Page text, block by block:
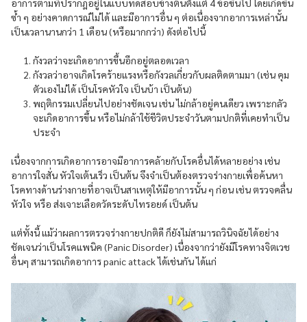
อาการตามที่ปรากฎอยู่ในแบบทดสอบข้างต้นตั้งแต่ 4 ข้อขึ้นไป โดยเกิดขึ้น
ซ้ำ ๆ อย่างคาดการณ์ไม่ได้ และมีอาการอื่น ๆ ต่อเนื่องจากอาการเหล่านั้น
เป็นเวลานานกว่า 1 เดือน (หรือมากกว่า) ดังต่อไปนี้
กังวลว่าจะเกิดอาการขึ้นอีกอยู่ตลอดเวลา
กังวลว่าอาจเกิดโรคร้ายแรงหรือกังวลเกี่ยวกับผลติดตามมา (เช่น คุม
ตัวเองไม่ได้ เป็นโรคหัวใจ เป็นบ้า เป็นต้น)
พฤติกรรมเปลี่ยนไปอย่างชัดเจน เช่น ไม่กล้าอยู่คนเดียว เพราะกลัว
จะเกิดอาการขึ้น หรือไม่กล้าใช้ชีวิตประจำวันตามปกติที่เคยทำเป็น
ประจำ
เนื่องจากการเกิดอาการอาจมีอาการคล้ายกับโรคอื่นได้หลายอย่าง เช่น
อาการใจสั่น หัวใจเต้นเร็ว เป็นต้น จึงจำเป็นต้องตรวจร่างกายเพื่อค้นหา
โรคทางด้านร่างกายที่อาจเป็นสาเหตุให้มีอาการนั้น ๆ ก่อน เช่น ตรวจคลื่น
หัวใจ หรือ ส่งเจาะเลือดวัดระดับไทรอยด์ เป็นต้น
แต่ทั้งนี้ แม้ว่าผลการตรวจร่างกายปกติดี ก็ยังไม่สามารถวินิจฉัยได้อย่าง
ชัดเจนว่าเป็นโรคแพนิค (Panic Disorder) เนื่องจากว่ายังมีโรคทางจิตเวช
อื่นๆ สามารถเกิดอาการ panic attack ได้เช่นกัน ได้แก่